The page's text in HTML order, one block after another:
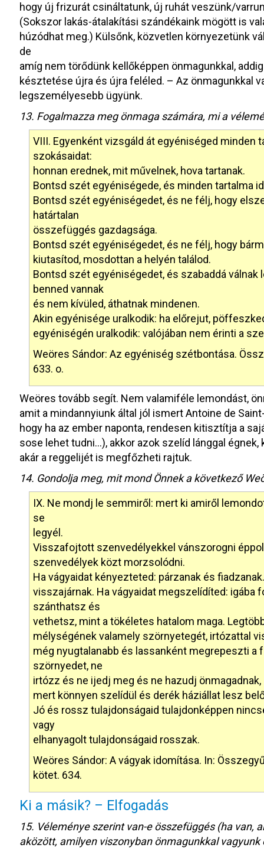
hogy új frizurát csináltatunk, új ruhát veszünk/
(Sokszor lakás-átalakítási szándékaink mögött is
húzódhat meg.) Külsőnk, közvetlen környezetünk
de
amíg nem törődünk kellőképpen önmagunkkal,
késztetése újra és újra feléled. – Az önmagunkkal
legszemélyesebb ügyünk.
13. Fogalmazza meg önmaga számára, mi a
VIII. Egyenként vizsgáld át egyéniséged minden
szokásaidat:
honnan erednek, mit művelnek, hova tartanak.
Bontsd szét egyéniségede, és minden tartalma
Bontsd szét egyéniségedet, és ne félj, hogy
határtalan
összefüggés gazdagsága.
Bontsd szét egyéniségedet, és ne félj, hogy
kiutasítod, mosdottan a helyén találod.
Bontsd szét egyéniségedet, és szabaddá válnak
benned vannak
és nem kívüled, áthatnak mindenen.
Akin egyénisége uralkodik: ha előrejut,
egyéniségén uralkodik: valójában nem érinti a
Weöres Sándor: Az egyéniség szétbontása.
633. o.
Weöres tovább segít. Nem valamiféle lemondást,
amit a mindannyiunk által jól ismert Antoine de
hogy ha az ember naponta, rendesen kitisztítja a
sose lehet tudni…), akkor azok szelíd lánggal égnek,
akár a reggelijét is megfőzheti rajtuk.
14. Gondolja meg, mit mond Önnek a következő
IX. Ne mondj le semmiről: mert ki amiről
se
legyél.
Visszafojtott szenvedélyekkel vánszorogni
szenvedélyek közt morzsolódni.
Ha vágyaidat kényezteted: párzanak és
visszajárnak. Ha vágyaidat megszelídíted: igába
szánthatsz és
vethetsz, mint a tökéletes hatalom maga.
mélységének valamely szörnyetegét, irtózattal
még nyugtalanabb és lassanként megrepeszti a
szörnyedet, ne
irtózz és ne ijedj meg és ne hazudj
mert könnyen szelídül és derék háziállat lesz
Jó és rossz tulajdonságaid tulajdonképpen
vagy
elhanyagolt tulajdonságaid rosszak.
Weöres Sándor: A vágyak idomítása. In:
kötet. 634.
Ki a másik? – Elfogadás
15. Véleménye szerint van-e összefüggés (ha van,
aközött, amilyen viszonyban önmagunkkal